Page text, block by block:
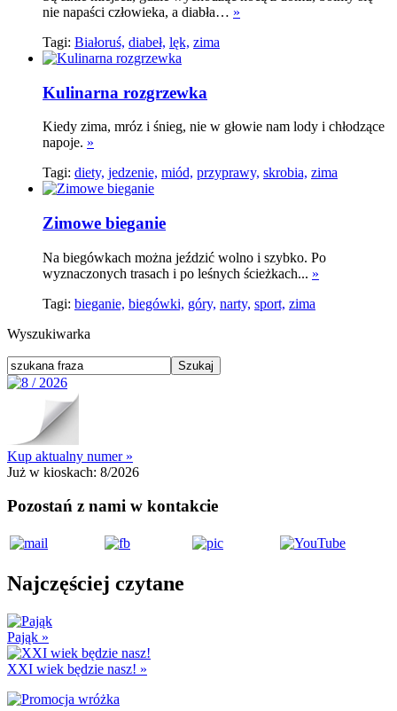
nie napaści człowieka, a diabła… »
Tagi: Białoruś, diabeł, lęk, zima
Kulinarna rozgrzewka
Kiedy zima, mróz i śnieg, nie w głowie nam lody i chłodzące
napoje. »
Tagi: diety, jedzenie, miód, przyprawy, skrobia, zima
Zimowe bieganie
Na biegówkach można jeździć wolno i szybko. Po
wyznaczonych trasach i po leśnych ścieżkach... »
Tagi: bieganie, biegówki, góry, narty, sport, zima
Wyszukiwarka
Kup aktualny numer »
Już w kioskach: 8/2026
Pozostań z nami w kontakcie
Najczęściej czytane
Pająk »
XXI wiek będzie nasz! »